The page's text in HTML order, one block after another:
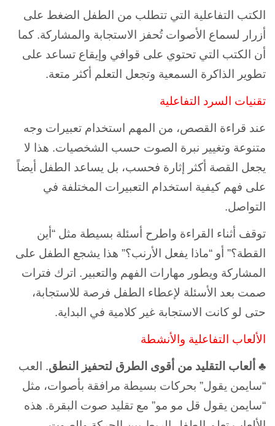
الكتب التفاعلية التي تتطلب من الطفل الضغط على
أزرار لسماع الأصوات تُحفز الاستجابة والمشاركة. كما
أن الكتب التي تحتوي على قوافي وإيقاع تساعد على
تطوير الذاكرة السمعية وتجعل التعلم أكثر متعة.
تقنيات السرد التفاعلية
عند قراءة القصص، من المهم استخدام تعبيرات وجه
متنوعة وتغيير نبرة الصوت حسب الشخصيات. هذا لا
يجعل القصة أكثر إثارة فحسب، بل يساعد الطفل أيضاً
على فهم كيفية استخدام التعبيرات المختلفة في
التواصل.
توقف أثناء القراءة واطرح أسئلة بسيطة مثل “أين
القطة؟” أو “ماذا يفعل الأرنب؟” هذا يشجع الطفل على
المشاركة ويطور مهارات الفهم والتعبير. اترك فترات
صمت بعد الأسئلة لإعطاء الطفل فرصة للاستجابة،
حتى لو كانت الاستجابة غير كلامية في البداية.
الألعاب التفاعلية والأنشطة
♣ ألعاب التقليد من أقوى الطرق لتحفيز النطق. العب
“سايمن يقول” بحركات بسيطة مرافقة بأصوات، مثل
“سايمن يقول قل مو مو” مع تقليد صوت البقرة. هذه